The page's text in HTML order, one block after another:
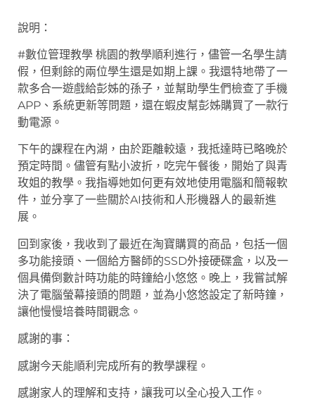
說明：
#數位管理教學 桃園的教學順利進行，儘管一名學生請
假，但剩餘的兩位學生還是如期上課。我還特地帶了一
款多合一遊戲給彭姊的孫子，並幫助學生們檢查了手機
APP、系統更新等問題，還在蝦皮幫彭姊購買了一款行
動電源。
下午的課程在內湖，由於距離較遠，我抵達時已略晚於
預定時間。儘管有點小波折，吃完午餐後，開始了與青
玫姐的教學。我指導她如何更有效地使用電腦和簡報軟
件，並分享了一些關於AI技術和人形機器人的最新進
展。
回到家後，我收到了最近在淘寶購買的商品，包括一個
多功能接頭、一個給方醫師的SSD外接硬碟盒，以及一
個具備倒數計時功能的時鐘給小悠悠。晚上，我嘗試解
決了電腦螢幕接頭的問題，並為小悠悠設定了新時鐘，
讓他慢慢培養時間觀念。
感謝的事：
感謝今天能順利完成所有的教學課程。
感謝家人的理解和支持，讓我可以全心投入工作。